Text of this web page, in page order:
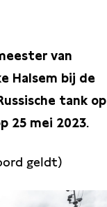
van
Halsem bij de
tank op
25 mei 2023.
geldt)